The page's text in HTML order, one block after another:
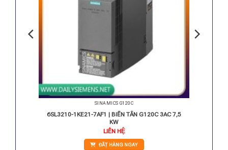
SINAMICS G120C
6SL3210-1KE21-7AF1 | BIẾN TẦN G120C 3AC 7,5
KW
LIÊN HỆ
ĐẶT HÀNG NGAY